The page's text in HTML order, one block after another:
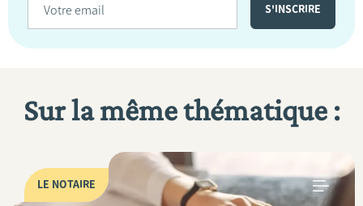
Sur la même thématique :
LE NOTAIRE